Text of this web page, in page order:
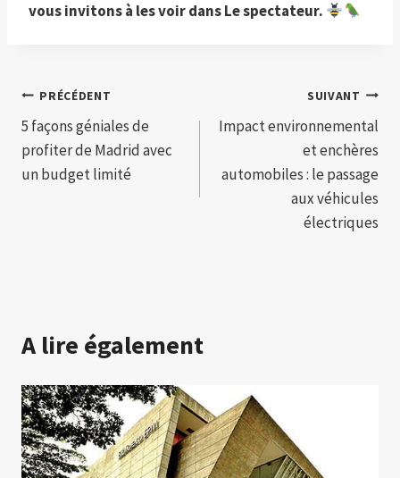
vous invitons à les voir dansLe spectateur.
Navigation
de
l’article
PRÉCÉDENT
5 façons géniales de
profiter de Madrid avec
un budget limité
SUIVANT
Impact environnemental
et enchères
automobiles : le passage
aux véhicules
électriques
A lire également